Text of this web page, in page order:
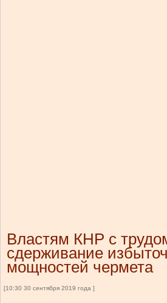
Властям КНР с
сдерживание
мощностей чермета
[10:30 30 сентября 2019 года ]